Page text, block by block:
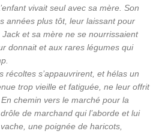
vivait seul avec sa mère. Son
années plus tôt, leur laissant pour
et sa mère ne se nourrissaient
donnait et aux rares légumes qui
récoltes s’appauvrirent, et hélas un
trop vieille et fatiguée, ne leur offrit
chemin vers le marché pour la
de marchand qui l’aborde et lui
une poignée de haricots,